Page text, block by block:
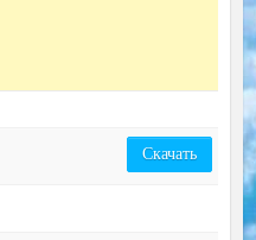
Скачать